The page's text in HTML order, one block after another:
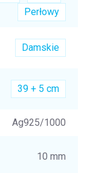
Perłowy
Damskie
39 + 5 cm
Ag925/1000
10 mm